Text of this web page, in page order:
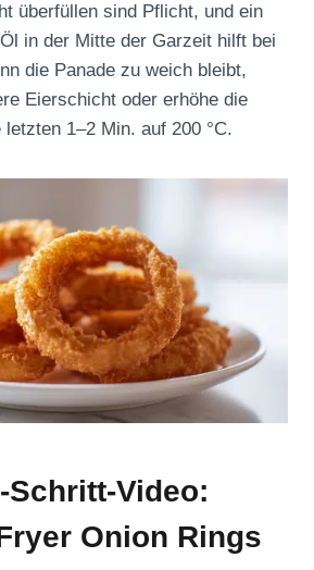
überfüllen sind Pflicht, und ein
in der Mitte der Garzeit hilft bei
die Panade zu weich bleibt,
Eierschicht oder erhöhe die
1–2 Min. auf 200 °C.
Video:
Onion Rings